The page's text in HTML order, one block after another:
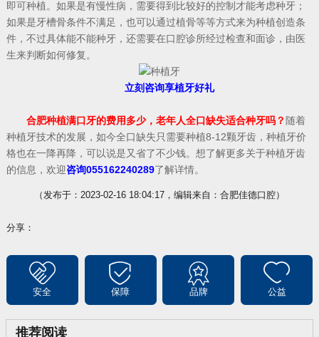
即可种植。如果是有慢性病，需要得到比较好的控制才能考虑种牙；
如果是牙槽骨条件不满足，也可以通过植骨等等方式来为种植创造条
件，不过具体能不能种牙，还需要在口腔诊所经过检查和面诊，由医
生来判断如何修复。
立刻咨询享植牙好礼
合肥种植满口牙的费用多少，老年人全口缺失适合种牙吗？ 随着
种植牙技术的发展，如今全口缺失只需要种植8-12颗牙齿，种植牙价
格也在一降再降，可以说是又省了不少钱。想了解更多关于种植牙齿
的信息，欢迎咨询055162240289了解详情。
（发布于：2023-02-16 18:04:17，编辑来自：合肥佳德口腔）
分享：
安全 保障 品牌 公益
推荐阅读